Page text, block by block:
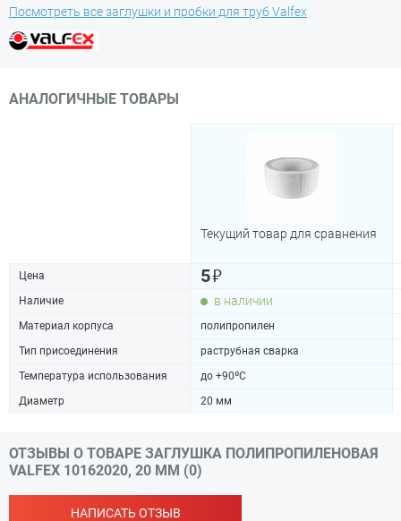
Посмотреть все заглушки и пробки для труб Valfex
АНАЛОГИЧНЫЕ ТОВАРЫ
Текущий товар для сравнения
Цена 5₽
Наличие в наличии
Материал корпуса
полипропилен
Тип присоединения
раструбная сварка
Температура использования
до +90ºC
Диаметр
20 мм
ОТЗЫВЫ О ТОВАРЕ ЗАГЛУШКА ПОЛИПРОПИЛЕНОВАЯ
VALFEX 10162020, 20 ММ (0)
НАПИСАТЬ ОТЗЫВ